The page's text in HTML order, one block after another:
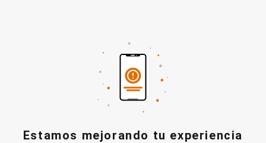
Estamos mejorando tu experiencia